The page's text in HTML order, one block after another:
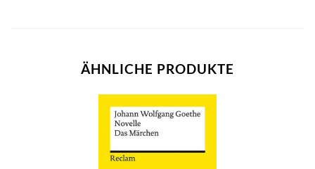
ÄHNLICHE PRODUKTE